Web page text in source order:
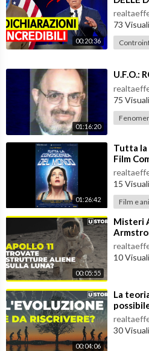
urre delle brevi lezioni di
ratori della salute mentale, ai
ti di medicina, agli specializzandi in
nteressato alla salute mentale, alla
nze.
ISCRIVETEVI AL MIO CANALE ►
Vi interessano la Psichiatria e le
rivetevi a questo canale YouTube
mio bloghttps://
Scoprite tutti i miei libri:
https://
Scoprite la mia Musica:
https://
Visitate anche il mio blog: https://
00:20:36
73
01:16:20
⁣U.F.O.:
75
01:26:42
⁣Tutta la
Film
15
Film e
00:05:55
⁣Misteri
10
00:04:06
⁣La
30